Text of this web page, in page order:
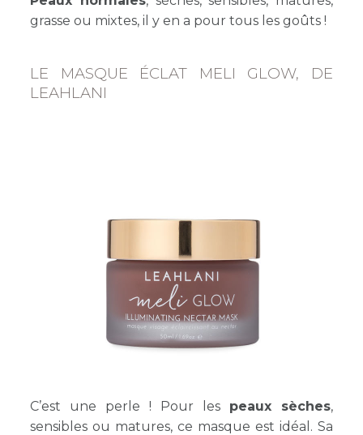
grasse ou mixtes, il y en a pour tous les goûts !
LE MASQUE ÉCLAT MELI GLOW, DE
LEAHLANI
C’est une perle ! Pour les peaux sèches,
sensibles ou matures, ce masque est idéal. Sa